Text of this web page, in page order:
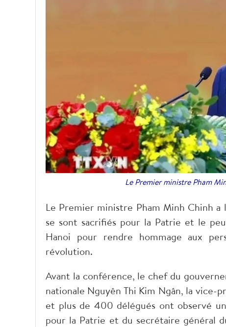
Le Premier ministre Pham
Le Premier ministre Pham Minh Chinh
se sont sacrifiés pour la Patrie et le
Hanoi pour rendre hommage aux
révolution.
Avant la conférence, le chef du
nationale Nguyên Thi Kim Ngân, la vice-
et plus de 400 délégués ont observé
pour la Patrie et du secrétaire général